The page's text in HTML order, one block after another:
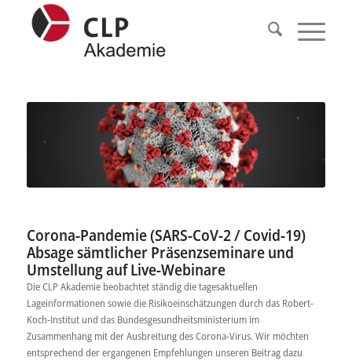
Corona-Pandemie (SARS-CoV-2 / Covid-19)
Absage sämtlicher Präsenzseminare und
Umstellung auf Live-Webinare
Die CLP Akademie beobachtet ständig die tagesaktuellen
Lageinformationen sowie die Risikoeinschätzungen durch das Robert-
Koch-Institut und das Bundesgesundheitsministerium im
Zusammenhang mit der Ausbreitung des Corona-Virus. Wir möchten
entsprechend der ergangenen Empfehlungen unseren Beitrag dazu